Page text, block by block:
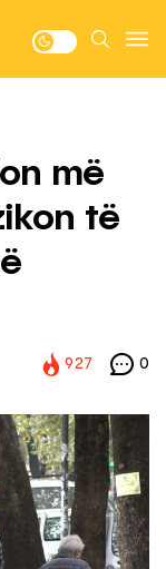
më
të
927 0